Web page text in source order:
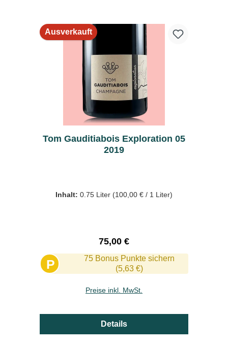
Ausverkauft
Tom Gauditiabois Exploration 05
2019
Inhalt: 0.75 Liter (100,00 € / 1 Liter)
Regulärer Preis:
75,00 €
P
75 Bonus Punkte sichern
(5,63 €)
Preise inkl. MwSt.
Details